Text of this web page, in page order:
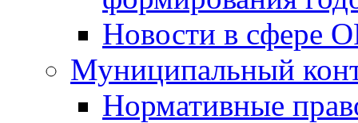
Новости в сфере
Муниципальный
Нормативные